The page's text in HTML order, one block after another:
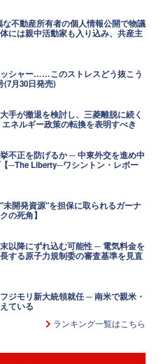
不動産所有者の個人情報公開で物議
には親中活動家も入り込み、共産主
シャー……このストレスどう抜こう
(7月30日発売)
手が撤退を検討し、三菱離脱に続く
ネルギー政策の転換を表明すべき
不正を防げるか ─ 中東外交を進め中
─The Liberty─ワシントン・レポー
開発資源"を担保に取られるガーナ
の死角】
以降にずれ込む可能性 ─ 電気料金を
する原子力規制委の審査基準を見直
ジモリ新大統領就任 ─ 南米で親米・
ている
ランキング一覧はこちら